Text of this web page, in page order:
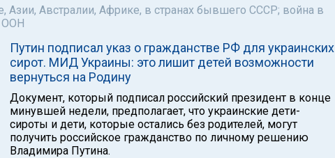
Азии, Австралии, Африке, в странах бывшего СССР; война в
ООН
Путин подписал указ о гражданстве РФ для украинских
сирот. МИД Украины: это лишит детей возможности
вернуться на Родину
Документ, который подписал российский президент в конце
минувшей недели, предполагает, что украинские дети-
сироты и дети, которые остались без родителей, могут
получить российское гражданство по личному решению
Владимира Путина.